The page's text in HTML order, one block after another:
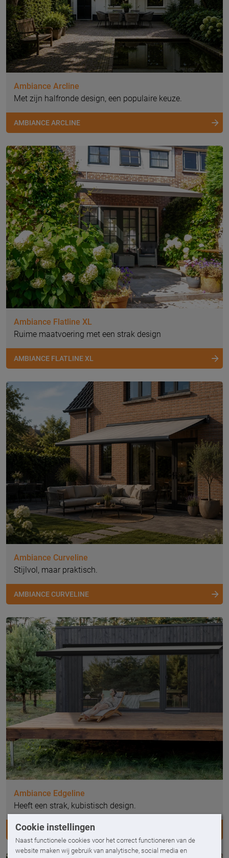
Cookie instellingen
Naast functionele cookies voor het correct functioneren van de
website maken wij gebruik van analytische, social media en
Ambiance Arcline
Met zijn halfronde design, een populaire keuze.
AMBIANCE ARCLINE
Ambiance Flatline XL
Ruime maatvoering met een strak design
AMBIANCE FLATLINE XL
Ambiance Curveline
Stijlvol, maar praktisch.
AMBIANCE CURVELINE
Ambiance Edgeline
Heeft een strak, kubistisch design.
AMBIANCE EDGELINE